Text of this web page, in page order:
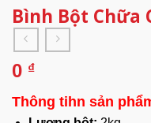
Bình Bột Chữa
0 ₫
Thông tihn sản